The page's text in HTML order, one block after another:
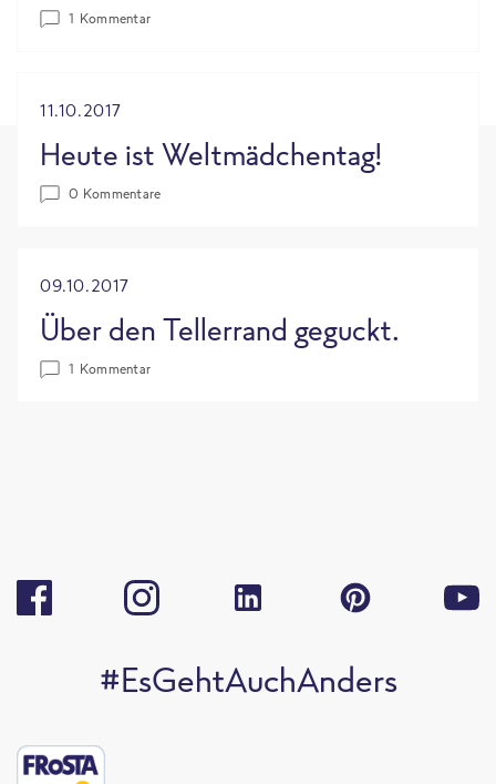
1 Kommentar
11.10.2017
Heute ist Weltmädchentag!
0 Kommentare
09.10.2017
Über den Tellerrand geguckt.
1 Kommentar
#EsGehtAuchAnders